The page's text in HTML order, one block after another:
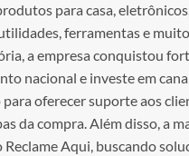
para casa,
ferramentas e
a empresa conquistou
nacional e investe em
oferecer suporte aos
da compra. Além disso, a
Reclame Aqui, buscando